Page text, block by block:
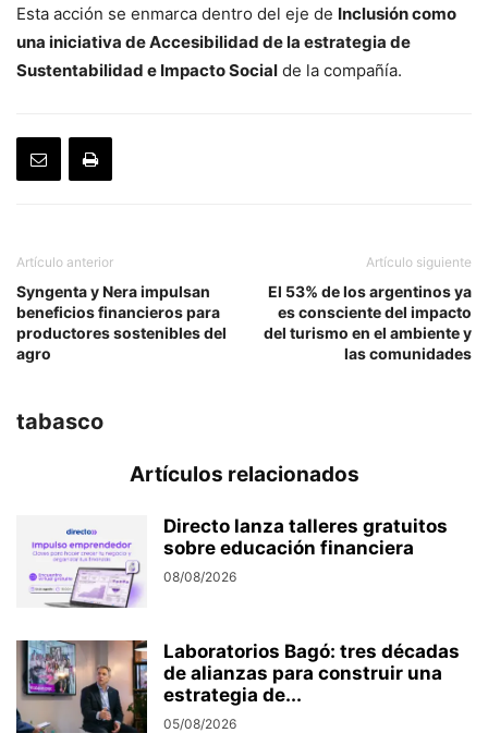
Esta acción se enmarca dentro del eje de Inclusión como
una iniciativa de Accesibilidad de la estrategia de
Sustentabilidad e Impacto Social de la compañía.
Artículo anterior
Syngenta y Nera impulsan
beneficios financieros para
productores sostenibles del
agro
Artículo siguiente
El 53% de los argentinos ya
es consciente del impacto
del turismo en el ambiente y
las comunidades
tabasco
Artículos relacionados
Directo lanza talleres gratuitos
sobre educación financiera
08/08/2026
Laboratorios Bagó: tres décadas
de alianzas para construir una
estrategia de...
05/08/2026